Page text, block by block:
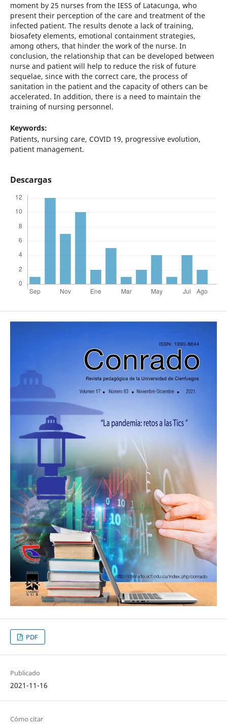
moment by 25 nurses from the IESS of Latacunga, who
present their perception of the care and treatment of the
infected patient. The results denote a lack of training,
biosafety elements, emotional containment strategies,
among others, that hinder the work of the nurse. In
conclusion, the relationship that can be developed between
nurse and patient will help to reduce the risk of future
sequelae, since with the correct care, the process of
sanitation in the patient and the capacity of others can be
accelerated. In addition, there is a need to maintain the
training of nursing personnel.
Keywords:
Patients, nursing care, COVID 19, progressive evolution,
patient management.
Descargas
PDF
Publicado
2021-11-16
Cómo citar